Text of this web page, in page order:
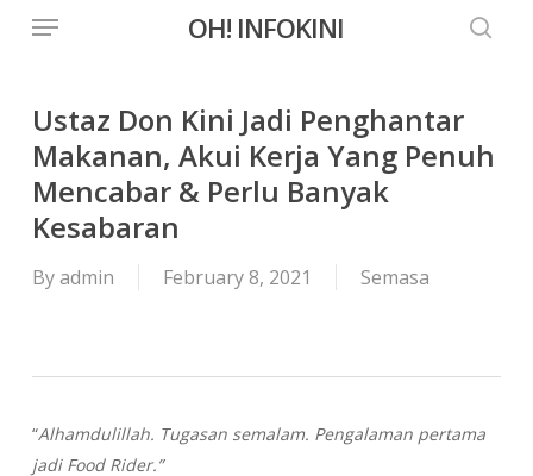
content
OH! INFOKINI
Menu
Ustaz Don Kini Jadi Penghantar
Makanan, Akui Kerja Yang Penuh
Mencabar & Perlu Banyak
Kesabaran
Byadmin February 8, 2021 Semasa
“Alhamdulillah. Tugasan semalam. Pengalaman pertama
jadi Food Rider.”